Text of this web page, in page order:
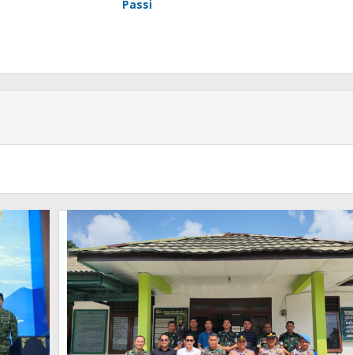
Passi